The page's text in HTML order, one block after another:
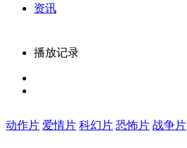
资讯
播放记录
动作片 爱情片 科幻片 恐怖片 战争片